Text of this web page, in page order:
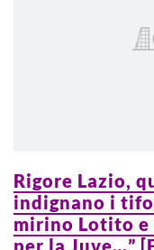
Rigore Lazio,
indignano i
mirino Lotito e
per la Juve…”